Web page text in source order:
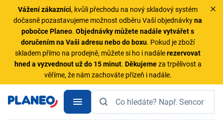
Vážení zákazníci, kvůli přechodu na nový skladový systém
dočasně pozastavujeme možnost odběru Vaší objednávkyna
pobočce Planeo.Objednávky můžete nadále vytvářet s
doručením na Vaši adresu nebo do boxu. Pokud je zboží
skladem přímo na prodejně, můžete si ho i nadálerezervovat
hned a vyzvednout už do 15 minut. Děkujemeza trpělivost a
věříme, že nám zachováte přízeň i nadále.